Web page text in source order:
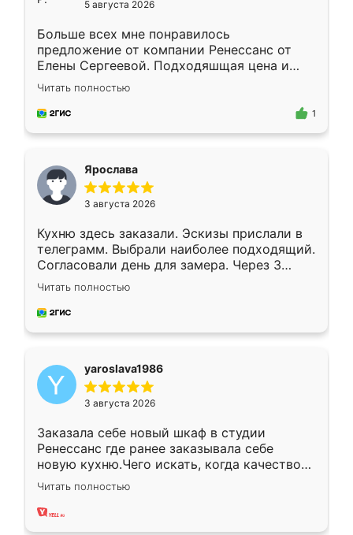
5 августа 2026
Больше всех мне понравилось
предложение от компании Ренессанс от
Елены Сергеевой. Подходяшщая цена и
короткие сроки изготовления. Приехавший
для замера сотрудник Владислав
предложил по моему эскизу самый
Читать полностью
1
Ярослава
3 августа 2026
Кухню здесь заказали. Эскизы прислали в
телеграмм. Выбрали наиболее подходящий.
Согласовали день для замера. Через 3
недели кухня была уже готова. Остались
довольны работой. Спасибо Ренессанс
мебель за качественную работу!
Читать полностью
yaroslava1986
3 августа 2026
Заказала себе новый шкаф в студии
Ренессанс где ранее заказывала себе
новую кухню.Чего искать, когда качеством
вполне довольна. Служит кухня уже почти
два года, нареканий нет.
Читать полностью